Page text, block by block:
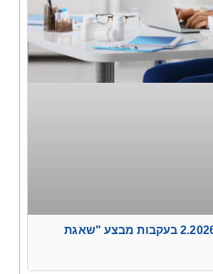
דחיית הדיווח 2.2026 בעקבות מבצע "שאגת